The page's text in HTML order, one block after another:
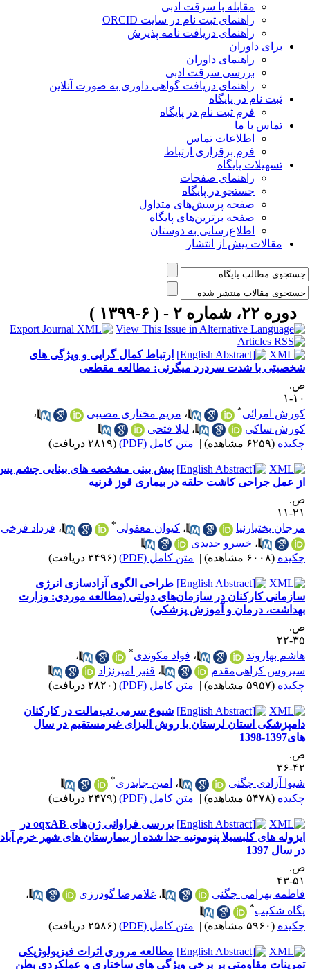
مقابله با سرقت ادبی
راهنمای ثبت نام در سایت ORCID
راهنمای دریافت نامه پذیرش
برای داوران
راهنمای داوران
بررسی سرقت ادبی
راهنمای دریافت گواهی داوری به صورت آنلاین
ثبت نام در پایگاه
فرم ثبت نام در پایگاه
تماس با ما
اطلاعات تماس
فرم برقراری ارتباط
تسهیلات پایگاه
راهنمای صفحات
جستجو در پایگاه
صفحه پرسش‌های متداول
صفحه برترین‌های پایگاه
اطلاع‌رسانی به دوستان
مقالات پیش از انتشار
دوره ۲۲، شماره ۲ - ( ۶-۱۳۹۹ )
ارتباط کمال گرایی و ویژگی های
با شدت سردرد میگرنی: مطالعه مقطعی
۱
امرائی
،مریم مختاری مصیبی
،
ساکی
،لیلا فتحی
(۶۲۵۹ مشاهده) | متن کامل (PDF) (۲۸۱۹ دریافت)
پیش بینی مشخصه های بینایی چشم پس
عمل جراحی کاشت حلقه در بیماری قوز قرنیه
۱۱
بختیارنیا
،کیوان معقولی ،فرداد فرخی
،خسرو جدیدی
(۶۰۰۸ مشاهده) | متن کامل (PDF) (۳۴۹۶ دریافت)
طراحی الگوی آزادسازی انرژی
کارکنان در سازمان‌های دولتی (مطالعه موردی: وزارت
درمان و آموزش پزشکی)
۲۲
بهاروند
،فواد مکوندی
،
کراهی‌مقدم
،قنبر امیرنژاد
(۵۹۵۷ مشاهده) | متن کامل (PDF) (۲۸۲۰ دریافت)
شیوع سرمی تب‌مالت در کارکنان
استان لرستان با روش الیزای غیرمستقیم در سال
1398
۳۶
آزادی چگنی
،امین جایدری
(۵۴۷۸ مشاهده) | متن کامل (PDF) (۲۴۷۹ دریافت)
بررسی فراوانی ژن‌های oqxAB در
های کلبسیلا پنومونیه جدا شده از بیمارستان های شهر خرم آباد
سال 1397
۴۳
بهرامی چگنی
،غلامرضا گودرزی
،
شکیب
(۵۹۶۰ مشاهده) | متن کامل (PDF) (۲۵۸۶ دریافت)
مطالعه مروری اثرات فیزیولوژیکی
مقاومتی بر برخی ویژگی های ساختاری و عملکردی بطن